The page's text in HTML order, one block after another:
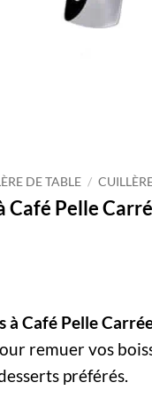
DE TABLE /
Café Pelle
à Café Pelle
remuer vos
préférés.